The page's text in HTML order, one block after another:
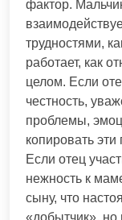
фактор.
трудностями,
работает, как
целом. Если
честность,
проблемы,
копировать
Если отец
нежность к
сыну, что